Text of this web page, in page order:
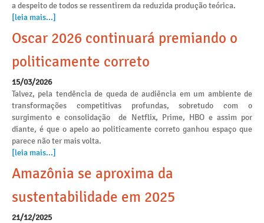
a despeito de todos se ressentirem da reduzida produção teórica.
[leia mais...]
Oscar 2026 continuará premiando o
politicamente correto
15/03/2026
Talvez, pela tendência de queda de audiência em um ambiente de
transformações competitivas profundas, sobretudo com o
surgimento e consolidação de Netflix, Prime, HBO e assim por
diante, é que o apelo ao politicamente correto ganhou espaço que
parece não ter mais volta.
[leia mais...]
Amazônia se aproxima da
sustentabilidade em 2025
21/12/2025